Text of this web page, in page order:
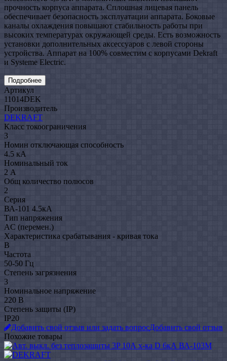
прочность корпуса аппарата. Сплошная лицевая панель
обеспечивает безопасность эксплуатации аппарата. Боковые
каналы охлаждения повышают стабильность работы при
высоких температурах окружающей среды. Есть возможность
установки дополнительных аксессуаров с левой стороны
устройства. Аппарат на 100% совместим с корпусами Dekraft
и Systeme Electric.
Подробнее
Артикул
11014DEK
Производитель
DEKRAFT
Класс токоограничения
3
Номин отключающая способность
4.5 кА
Номинальный ток
2 А
Общ количество полюсов
2
Серия
ВА-101 4.5кА
Тип напряжения
AC (перемен.)
Характеристика срабатывания - кривая тока
B
Частота
50-50 Гц
Степень загрязнения
3
Номинальное напряжение
220 В
Степень защиты (IP)
IP20
Добавить свой отзыв или задать вопросДобавить свой отзыв
Похожие товары